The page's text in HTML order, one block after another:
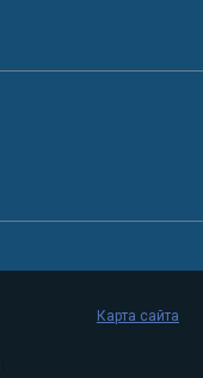
Карта сайта